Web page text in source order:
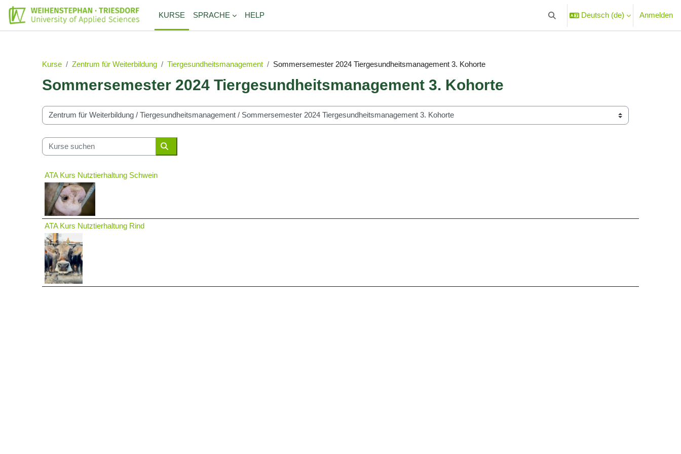
Zum Hauptinhalt
KURSE
SPRACHE HELP
Sucheingabe umschalten
Deutsch ‎(de)‎ Anmelden
Kurse Zentrum für Weiterbildung Tiergesundheitsmanagement Sommersemester 2024 Tiergesundheitsmanagement 3. Kohorte
Sommersemester 2024 Tiergesundheitsmanagement 3. Kohorte
Kursbereiche
Kurse suchen
Kurse suchen
ATA Kurs Nutztierhaltung Schwein
ATA Kurs Nutztierhaltung Rind